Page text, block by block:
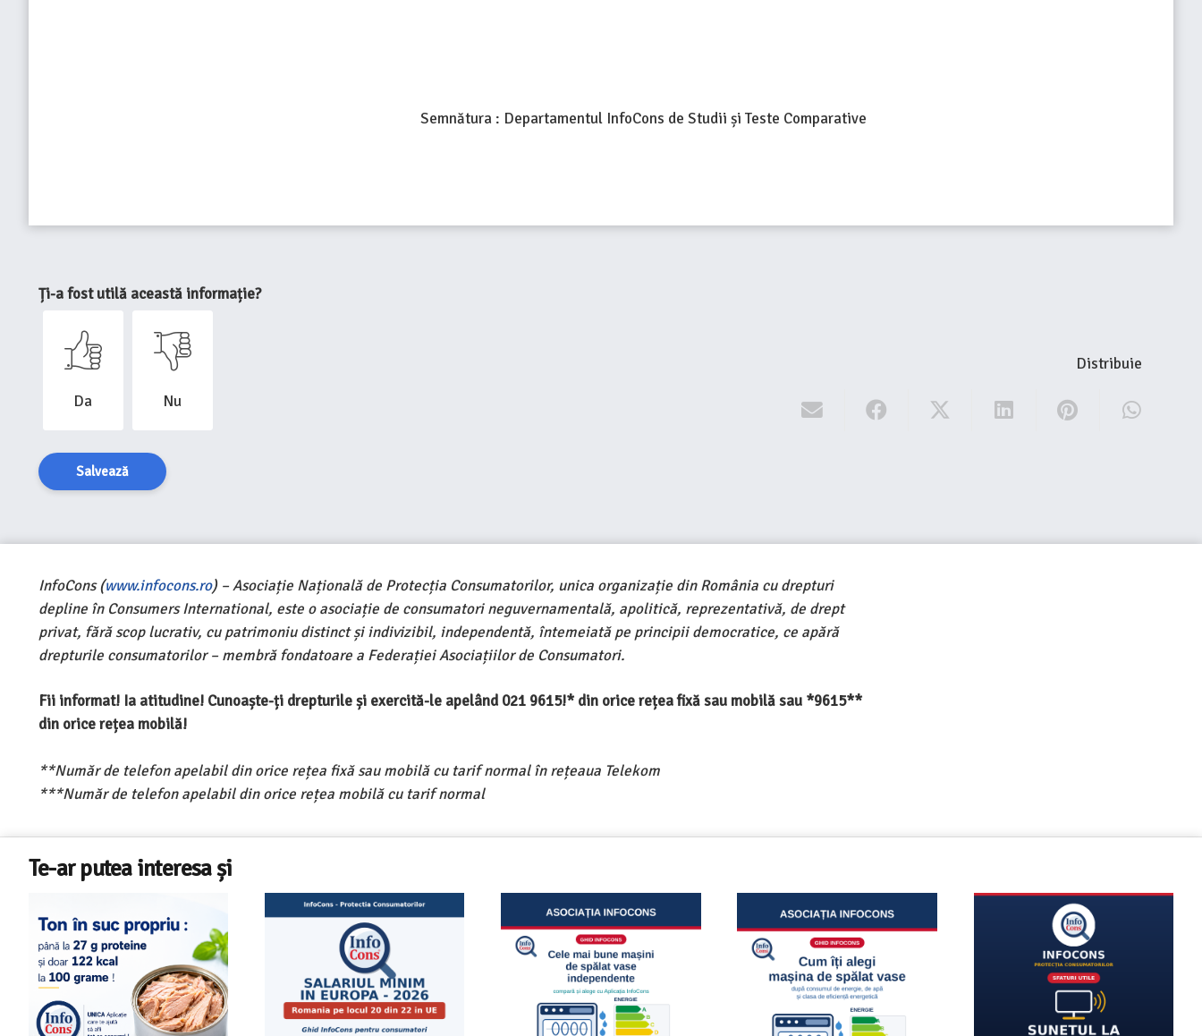
Semnătura : Departamentul InfoCons de Studii și Teste Comparative
Ți-a fost utilă această informație?
Da Nu
Salvează
Distribuie
InfoCons (www.infocons.ro) – Asociație Națională de Protecția Consumatorilor, unica organizație din România cu drepturi
depline în Consumers International, este o asociație de consumatori neguvernamentală, apolitică, reprezentativă, de drept
privat, fără scop lucrativ, cu patrimoniu distinct și indivizibil, independentă, întemeiată pe principii democratice, ce apără
drepturile consumatorilor – membră fondatoare a Federației Asociațiilor de Consumatori.
Fii informat! Ia atitudine! Cunoaște-ți drepturile și exercită-le apelând 021 9615!* din orice rețea fixă sau mobilă sau *9615**
din orice rețea mobilă!
**Număr de telefon apelabil din orice rețea fixă sau mobilă cu tarif normal în rețeaua Telekom
***Număr de telefon apelabil din orice rețea mobilă cu tarif normal
Te-ar putea interesa și